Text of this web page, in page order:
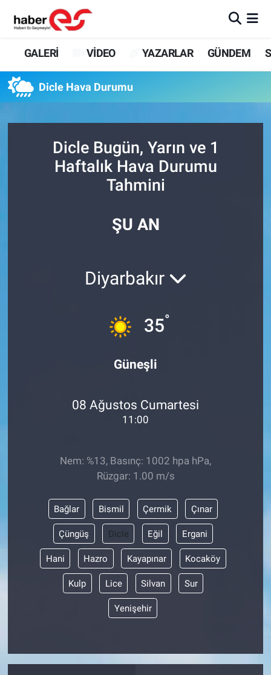
GALERİ VİDEO YAZARLAR GÜNDEM
Dicle Hava Durumu
Dicle Bugün, Yarın ve 1
Haftalık Hava Durumu
Tahmini
ŞU AN
Diyarbakır
35°
Güneşli
08 Ağustos Cumartesi
11:00
Nem: %13, Basınç: 1002 hpa hPa,
Rüzgar: 1.00 m/s
Bağlar Bismil Çermik Çınar
Çüngüş Dicle Eğil Ergani
Hani Hazro Kayapınar Kocaköy
Kulp Lice Silvan Sur
Yenişehir
GALERİ
GÜNDEM
SİYASET
Eskişehir Nöbetçi Eczaneler
Süper Lig Puan Durumu ve Fikstür
Tüm Manşetler